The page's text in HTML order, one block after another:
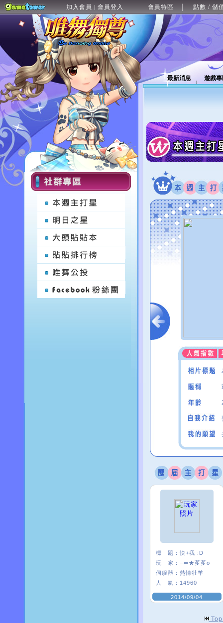
加入會員 | 會員登入 會員特區 點數 / 儲
最新消息 遊戲
標 題： 快+我 :D
玩 家： ─═★茤茤σ
伺服器： 熱情牡羊
人 氣： 14960
2014/09/04